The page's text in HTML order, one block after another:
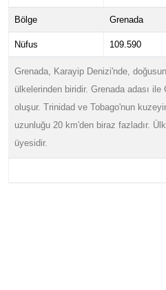
Bölge Grenada
Nüfus 109.590
Grenada, Karayip Denizi'nde,
ülkelerinden biridir. Grenada adası ile
oluşur. Trinidad ve Tobago'nun
uzunluğu 20 km'den biraz fazladır.
üyesidir.